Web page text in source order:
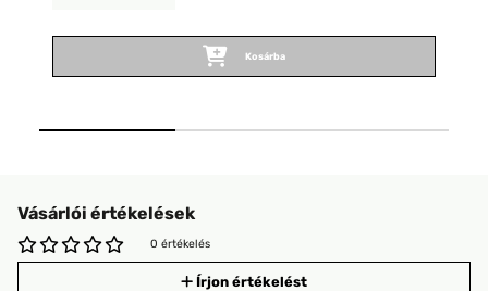
Kosárba
Vásárlói értékelések
0 értékelés
Írjon értékelést